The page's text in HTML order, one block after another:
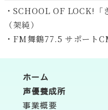
・SCHOOL OF LOCK!
（架純）
・FM舞鶴77.5 サポート
ホーム
声優養成所
事業概要